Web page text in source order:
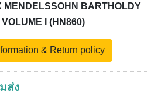
MENDELSSOHN BARTHOLDY
I (HN860)
& Return policy
ส่ง